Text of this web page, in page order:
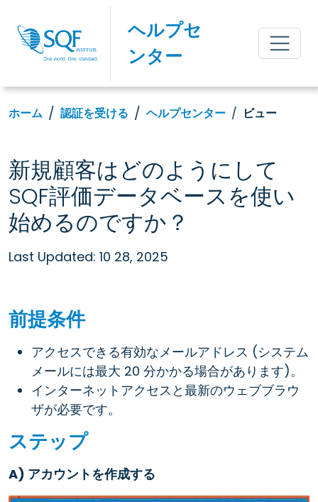
ヘルプセ
ンター
ホーム 認証を受ける ヘルプセンター ビュー
新規顧客はどのようにして
SQF評価データベースを使い
始めるのですか？
Last Updated: 10 28, 2025
前提条件
アクセスできる有効なメールアドレス (システム
メールには最大 20 分かかる場合があります)。
インターネットアクセスと最新のウェブブラウ
ザが必要です。
ステップ
A) アカウントを作成する